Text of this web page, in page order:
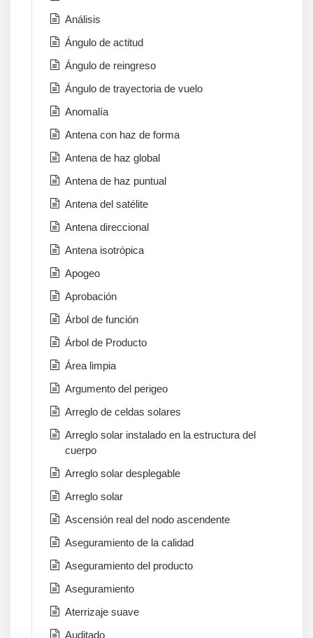
Análisis
Ángulo de actitud
Ángulo de reingreso
Ángulo de trayectoria de vuelo
Anomalía
Antena con haz de forma
Antena de haz global
Antena de haz puntual
Antena del satélite
Antena direccional
Antena isotrópica
Apogeo
Aprobación
Árbol de función
Árbol de Producto
Área limpia
Argumento del perigeo
Arreglo de celdas solares
Arreglo solar instalado en la estructura del
cuerpo
Arreglo solar desplegable
Arreglo solar
Ascensión real del nodo ascendente
Aseguramiento de la calidad
Aseguramiento del producto
Aseguramiento
Aterrizaje suave
Auditado